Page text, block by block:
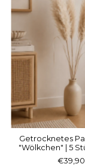
Getrocknetes
"Wölkchen" | 5
€39,90